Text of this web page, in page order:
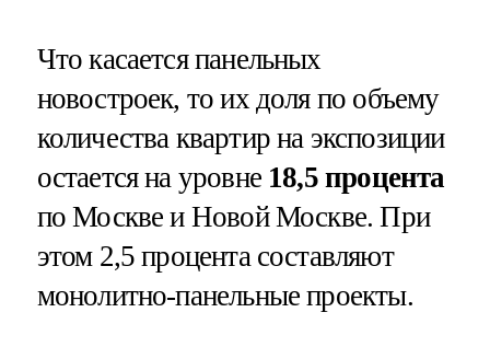
Что касается панельных
новостроек, то их доля по объему
количества квартир на экспозиции
остается на уровне 18,5 процента
по Москве и Новой Москве. При
этом 2,5 процента составляют
монолитно-панельные проекты.